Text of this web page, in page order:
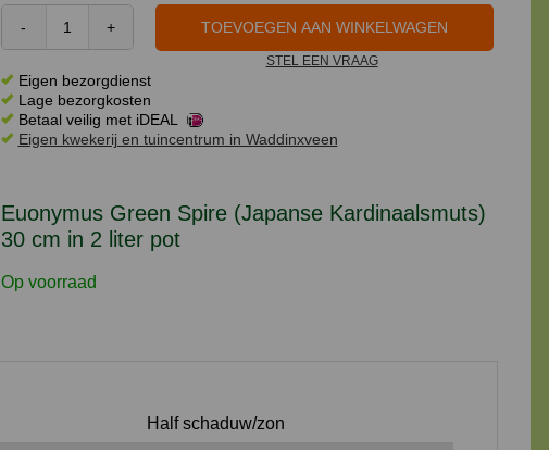
Euonymus Green Spire (Japanse Kardinaalsmuts)
30 cm in 2 liter pot
Op voorraad
Euonymus
Spire
(Japanse
Kardinaalsmuts)
in
2
TOEVOEGEN AAN WINKELWAGEN
STEL EEN VRAAG
Eigen bezorgdienst
Lage bezorgkosten
Betaal veilig met iDEAL
Eigen kwekerij en tuincentrum in Waddinxveen
Half schaduw/zon